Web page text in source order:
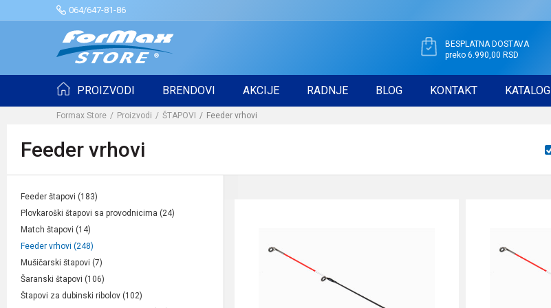
064/647-81-86
BESPLATNA DOSTAVA
preko 6.990,00 RSD
PROIZVODI BRENDOVI AKCIJE RADNJE BLOG KONTAKT KATALOG
Formax Store Proizvodi ŠTAPOVI Feeder vrhovi
Feeder vrhovi
Feeder štapovi (183)
Plovkaroški štapovi sa provodnicima (24)
Match štapovi (14)
Feeder vrhovi (248)
Mušičarski štapovi (7)
Šaranski štapovi (106)
Štapovi za dubinski ribolov (102)